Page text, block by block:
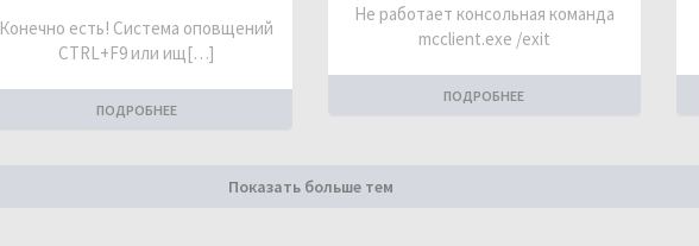
Конечно есть! Система оповщений
CTRL+F9 или ищ[…]
ПОДРОБНЕЕ
Не работает консольная команда
mcclient.exe /exit
ПОДРОБНЕЕ
Показать больше тем